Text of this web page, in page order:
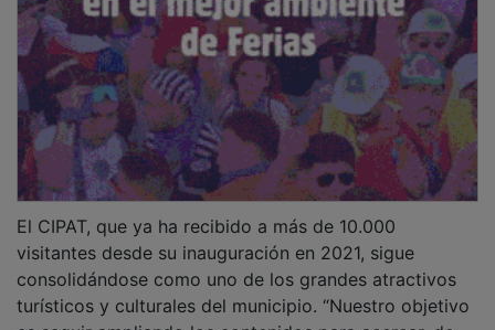
visitantes desde su inauguración en 2021, sigue
consolidándose como uno de los grandes atractivos
turísticos y culturales del municipio. “Nuestro objetivo
es seguir ampliando los contenidos para acercar, de